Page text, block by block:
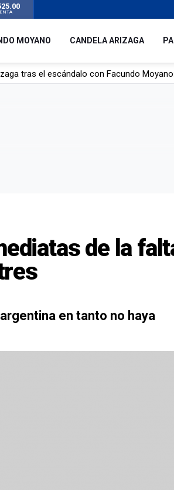
MOYANO CANDELA ARIZAGA
en San Luis: pasó seis días de agonía
de la
en tanto no haya